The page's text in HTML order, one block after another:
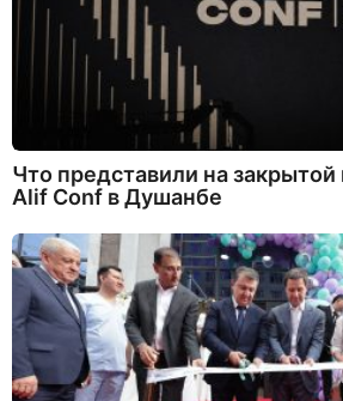
Что представили на
Alif Conf в Душанбе